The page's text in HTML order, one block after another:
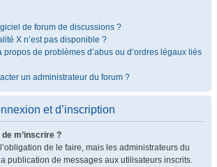
de forum de discussions ?
X n’est pas disponible ?
propos de problèmes d’abus ou d’ordres légaux liés
un administrateur du forum ?
et d’inscription
m’inscrire ?
de le faire, mais les administrateurs du
publication de messages aux utilisateurs inscrits.